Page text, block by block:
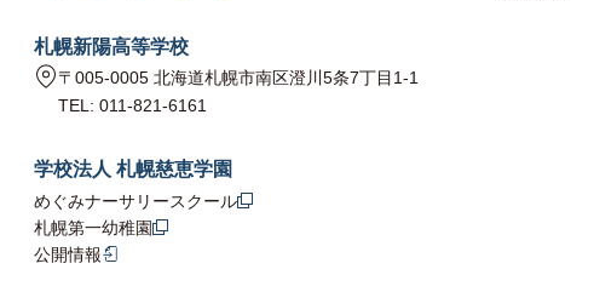
札幌新陽高等学校
〒005-0005 北海道札幌市南区澄川5条7丁目1-1
TEL: 011-821-6161
学校法人 札幌慈恵学園
めぐみナーサリースクール
札幌第一幼稚園
公開情報